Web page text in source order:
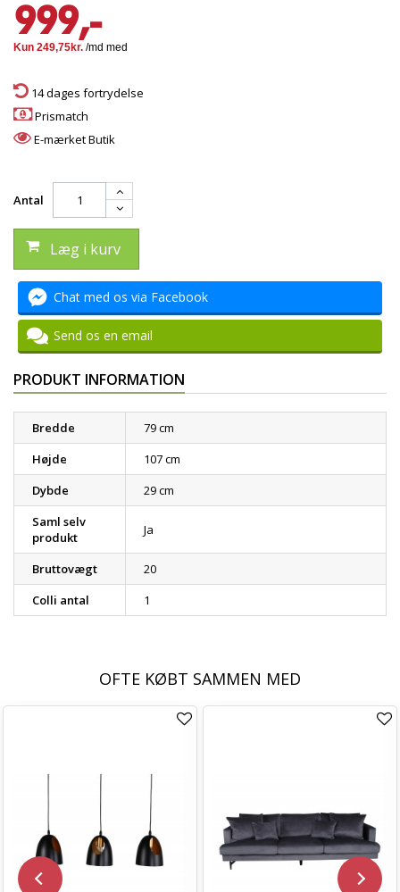
999,-
14 dages fortrydelse
Prismatch
E-mærket Butik
Antal
Læg i kurv
Chat med os via Facebook
Send os en email
PRODUKT INFORMATION
Bredde
79 cm
Højde
107 cm
Dybde
29 cm
Saml selv
produkt
Ja
Bruttovægt
20
Colli antal
1
OFTE KØBT SAMMEN MED